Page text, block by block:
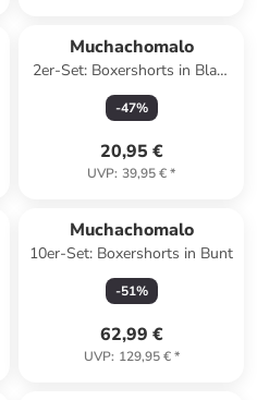
Muchachomalo
2er-Set: Boxershorts in Blau/
Schwarz
-47%
20,95 €
UVP: 39,95 €*
Muchachomalo
10er-Set: Boxershorts in Bunt
-51%
62,99 €
UVP: 129,95 €*